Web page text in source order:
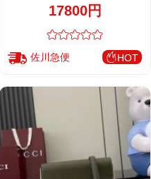
17800円
佐川急便 HOT